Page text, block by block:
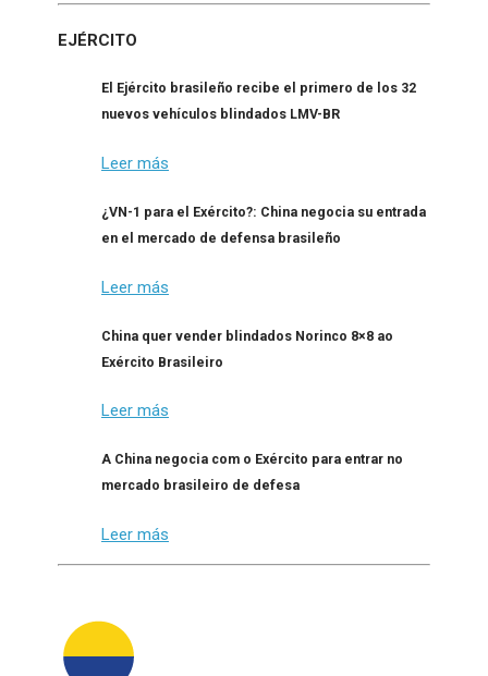
EJÉRCITO
El Ejército brasileño recibe el primero de los 32
nuevos vehículos blindados LMV-BR
Leer más
¿VN-1 para el Exército?: China negocia su entrada
en el mercado de defensa brasileño
Leer más
China quer vender blindados Norinco 8×8 ao
Exército Brasileiro
Leer más
A China negocia com o Exército para entrar no
mercado brasileiro de defesa
Leer más